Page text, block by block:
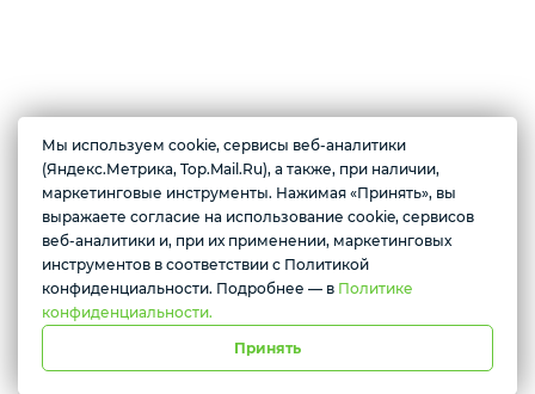
О магазине
Магазин цифровой электроники. В продаже имеются по доступным
ценам: смартфоны, планшеты, смарт-часы, беспроводные наушники,
ноутбуки, игровые приставки, колонки, видеокарты, телевизоры и
многое другое.
г. Красноярск, ул. Абытаевская 2, офис 337
Мы используем cookie, сервисы веб-аналитики
(Яндекс.Метрика, Top.Mail.Ru), а также, при наличии,
маркетинговые инструменты. Нажимая «Принять», вы
выражаете согласие на использование cookie, сервисов
веб-аналитики и, при их применении, маркетинговых
инструментов в соответствии с Политикой
конфиденциальности. Подробнее — в Политике
конфиденциальности.
Принять
Желаете подозвать сотрудника
Да Нет